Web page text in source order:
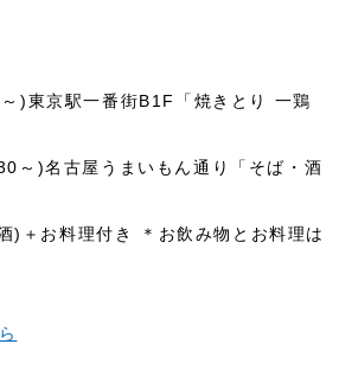
)東京駅一番街B1F「焼きとり 一鶏
～)名古屋うまいもん通り「そば・酒
＋お料理付き ＊お飲み物とお料理は